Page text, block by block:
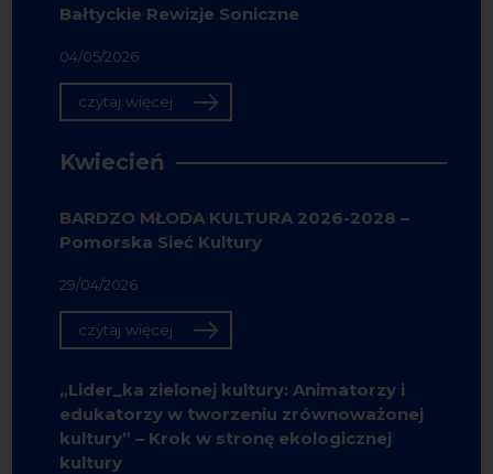
Bałtyckie Rewizje Soniczne
04/05/2026
czytaj więcej
Kwiecień
BARDZO MŁODA KULTURA 2026-2028 –
Pomorska Sieć Kultury
29/04/2026
czytaj więcej
„Lider_ka zielonej kultury: Animatorzy i
edukatorzy w tworzeniu zrównoważonej
kultury” – Krok w stronę ekologicznej
kultury